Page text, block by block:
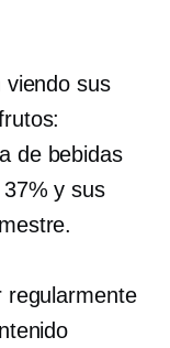
viendo sus
de bebidas
y sus
regularmente